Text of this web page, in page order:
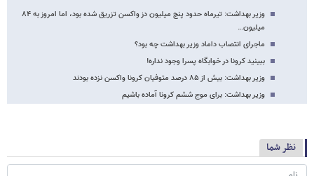
وزیر بهداشت: تیرماه حدود پنج میلیون دز واکسن تزریق شده بود، اما امروز به ۸۴
میلیون…
ماجرای انتصاب داماد وزیر بهداشت چه بود؟
ببینید کرونا در خوابگاه‌ پسرا وجود نداره!
وزیر بهداشت: بیش از ۸۵ درصد متوفیان کرونا واکسن نزده بودند
وزیر بهداشت: برای موج ششم کرونا آماده باشیم
نظر شما